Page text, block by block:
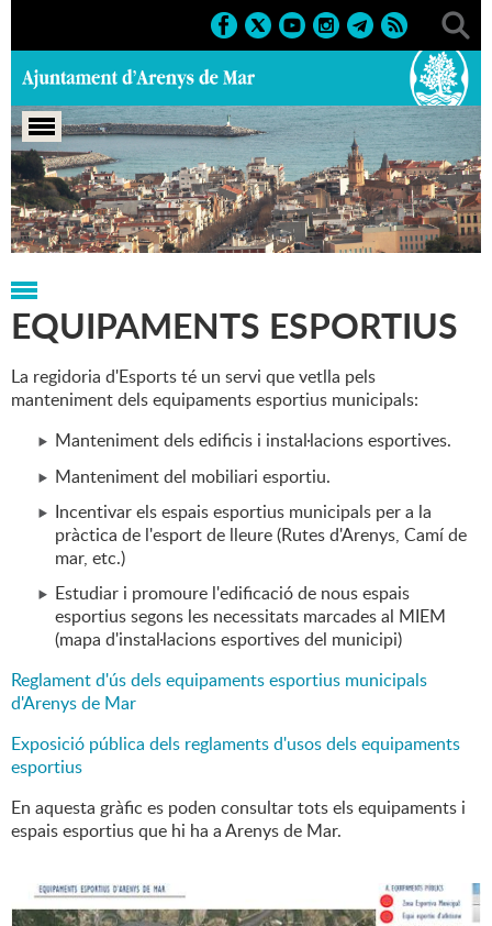
Portada > Regidories > Esports > Equipaments esportius
EQUIPAMENTS ESPORTIUS
La regidoria d'Esports té un servi que vetlla pels
manteniment dels equipaments esportius municipals:
Manteniment dels edificis i instal·lacions esportives.
Manteniment del mobiliari esportiu.
Incentivar els espais esportius municipals per a la
pràctica de l'esport de lleure (Rutes d'Arenys, Camí de
mar, etc.)
Estudiar i promoure l'edificació de nous espais
esportius segons les necessitats marcades al MIEM
(mapa d'instal·lacions esportives del municipi)
Reglament d'ús dels equipaments esportius municipals
d'Arenys de Mar
Exposició pública dels reglaments d'usos dels equipaments
esportius
En aquesta gràfic es poden consultar tots els equipaments i
espais esportius que hi ha a Arenys de Mar.